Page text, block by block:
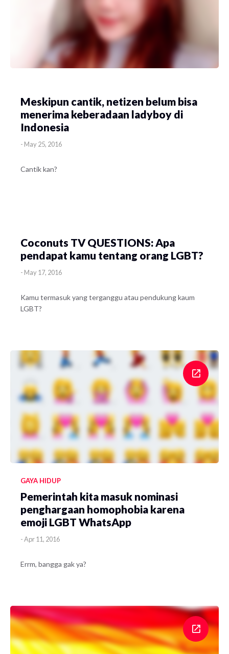
Meskipun cantik, netizen belum bisa
menerima keberadaan ladyboy di
Indonesia
- May 25, 2016
Cantik kan?
Coconuts TV QUESTIONS: Apa
pendapat kamu tentang orang LGBT?
- May 17, 2016
Kamu termasuk yang terganggu atau pendukung kaum
LGBT?
GAYA HIDUP
Pemerintah kita masuk nominasi
penghargaan homophobia karena
emoji LGBT WhatsApp
-Apr 11, 2016
Errm, bangga gak ya?